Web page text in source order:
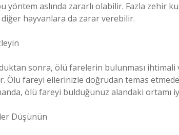
yöntem aslında zararlı olabilir. Fazla zehir
hayvanlara da zarar verebilir.
sonra, ölü farelerin bulunması
Ölü fareyi ellerinizle doğrudan temas
ölü fareyi bulduğunuz alandaki ortamı
Düşünün